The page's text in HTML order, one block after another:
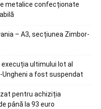
metalice confecționate
– A3, secțiunea Zimbor-
ultimului lot al
a fost suspendat
pentru achiziția
până la 93 euro